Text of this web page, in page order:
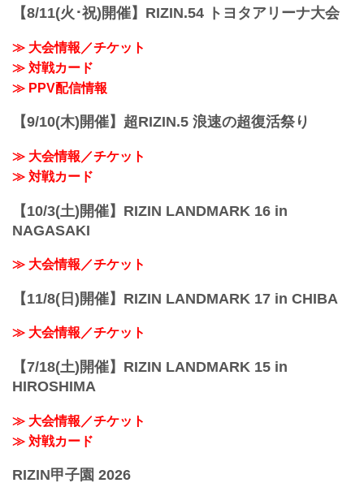
2022年11月6日（日） 12:30開場 / 14:00
開始
ご了承ください。
会場
【8/11(火･祝)開催】RIZIN.54 トヨタアリーナ大会
≫ 大会情報／チケット
≫ 対戦カード
≫ PPV配信情報
【9/10(木)開催】超RIZIN.5 浪速の超復活祭り
≫ 大会情報／チケット
≫ 対戦カード
【10/3(土)開催】RIZIN LANDMARK 16 in
NAGASAKI
≫ 大会情報／チケット
【11/8(日)開催】RIZIN LANDMARK 17 in CHIBA
≫ 大会情報／チケット
【7/18(土)開催】RIZIN LANDMARK 15 in
HIROSHIMA
≫ 大会情報／チケット
≫ 対戦カード
RIZIN甲子園 2026